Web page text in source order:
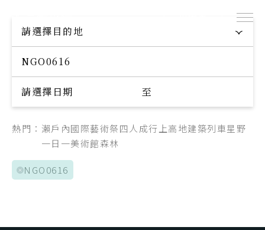
探索專屬您的旅程
Explore your trip
請選擇目的地
請選擇日期 至
熱門： 瀨戶內國際藝術祭四人成行 上高地建築列車星野
一日一美術館森林
NGO0616